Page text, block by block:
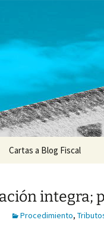
Cartas a Blog Fiscal
integra;
Procedimiento,